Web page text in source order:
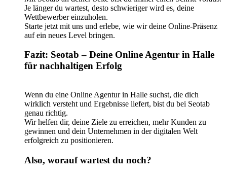
Je länger du wartest, desto schwieriger wird es, deine
Wettbewerber einzuholen.
Starte jetzt mit uns und erlebe, wie wir deine Online-Präsenz
auf ein neues Level bringen.
Fazit: Seotab – Deine Online Agentur in Halle
für nachhaltigen Erfolg
Wenn du eine Online Agentur in Halle suchst, die dich
wirklich versteht und Ergebnisse liefert, bist du bei Seotab
genau richtig.
Wir helfen dir, deine Ziele zu erreichen, mehr Kunden zu
gewinnen und dein Unternehmen in der digitalen Welt
erfolgreich zu positionieren.
Also, worauf wartest du noch?